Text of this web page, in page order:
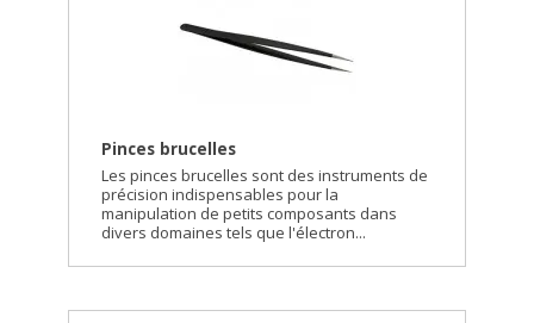
Pinces brucelles
Les pinces brucelles sont des instruments de
précision indispensables pour la
manipulation de petits composants dans
divers domaines tels que l'électron...